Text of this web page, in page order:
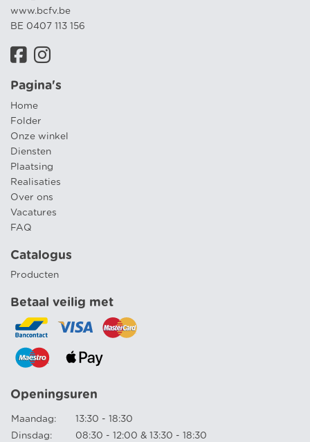
www.bcfv.be
BE 0407 113 156
Pagina's
Home
Folder
Onze winkel
Diensten
Plaatsing
Realisaties
Over ons
Vacatures
FAQ
Catalogus
Producten
Betaal veilig met
Openingsuren
Maandag:
13:30 - 18:30
Dinsdag:
08:30 - 12:00 & 13:30 - 18:30